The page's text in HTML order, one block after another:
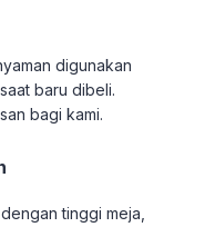
digunakan
baru dibeli.
bagi kami.
tinggi meja,